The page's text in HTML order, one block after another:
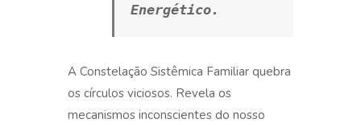
Energético.
A Constelação Sistêmica Familiar quebra
os círculos viciosos. Revela os
mecanismos inconscientes do nosso